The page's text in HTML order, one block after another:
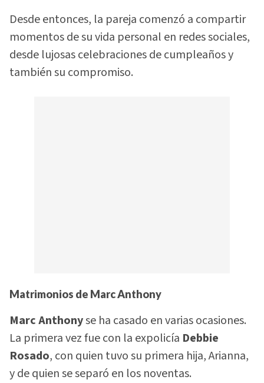
Desde entonces, la pareja comenzó a compartir
momentos de su vida personal en redes sociales,
desde lujosas celebraciones de cumpleaños y
también su compromiso.
Matrimonios de Marc Anthony
Marc Anthonyse ha casado en varias ocasiones.
La primera vez fue con la expolicía Debbie
Rosado, con quien tuvo su primera hija, Arianna,
y de quien se separó en los noventas.